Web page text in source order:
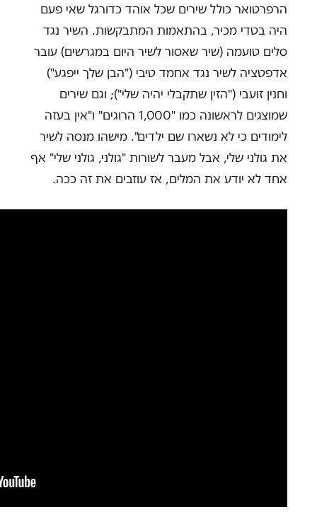
הרפרטואר כולל שירים שכל אוהד כדורגל שאי פעם
היה בטדי מכיר, בהתאמות המתבקשות. השיר נגד
סלים טועמה (שיר שאסור לשיר היום במגרשים) עובר
אדפטציה לשיר נגד אחמד טיבי ("הבן שלך ייפגע")
וחנין זועבי ("הזין שתקבלי יהיה שלי"); וגם שירים
שמוצגים לראשונה כמו "1,000 הרוגים" ו"אין בעזה
לימודים כי לא נשארו שם ילדים". מישהו מנסה לשיר
את גולני שלי, אבל מעבר לשורות "גולני, גולני שלי" אף
אחד לא יודע את המלים, אז עוזבים את זה ככה.